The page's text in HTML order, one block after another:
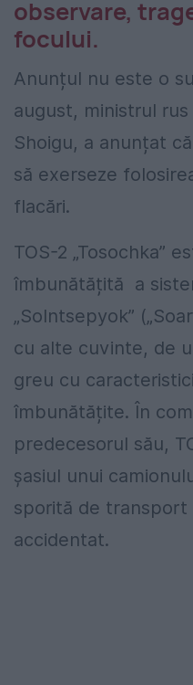
observare,
focului.
Anunțul nu este o
august, ministrul
Shoigu, a anunțat
să exerseze
flacări.
TOS-2 „Tosochka”
îmbunătățită a
„Solntsepyok”
cu alte cuvinte, de
greu cu
îmbunătățite. În
predecesorul său,
șasiul unui
sporită de
accidentat.